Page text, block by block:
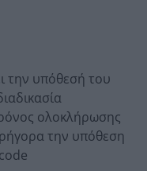
την υπόθεσή του
ολοκλήρωσης
την υπόθεση